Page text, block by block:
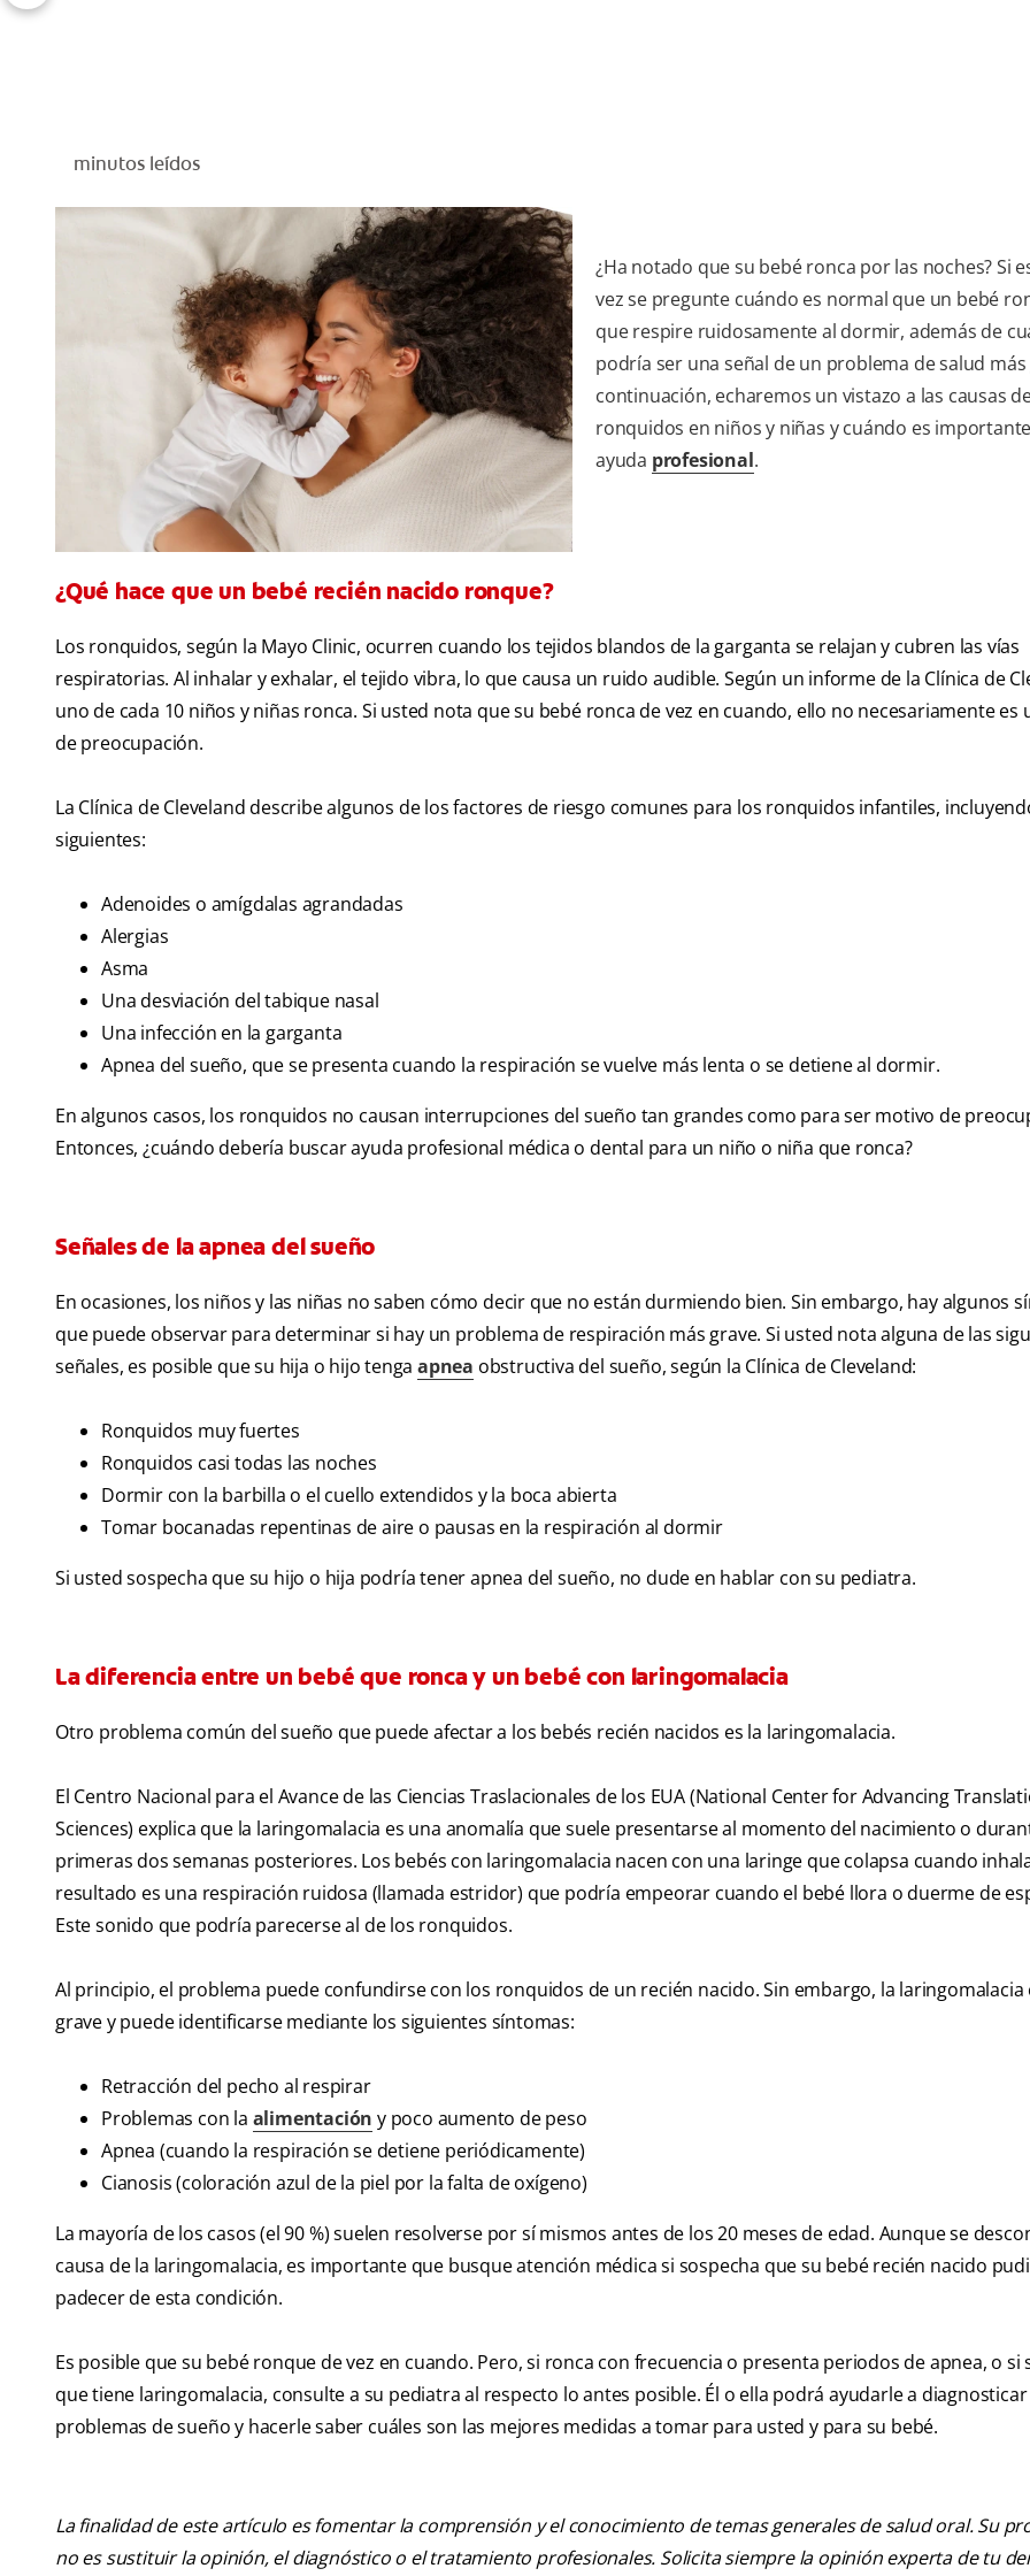
minutos leídos
¿Ha notado que su bebé ronca por las noches? Si
vez se pregunte cuándo es normal que un bebé
que respire ruidosamente al dormir, además de
podría ser una señal de un problema de salud más
continuación, echaremos un vistazo a las causas
ronquidos en niños y niñas y cuándo es
ayuda profesional.
¿Qué hace que un bebé recién nacido ronque?
Los ronquidos, según la Mayo Clinic, ocurren cuando los tejidos blandos de la garganta se relajan y cubren las vías
respiratorias. Al inhalar y exhalar, el tejido vibra, lo que causa un ruido audible. Según un informe de la Clínica de
uno de cada 10 niños y niñas ronca. Si usted nota que su bebé ronca de vez en cuando, ello no necesariamente es
de preocupación.
La Clínica de Cleveland describe algunos de los factores de riesgo comunes para los ronquidos infantiles,
siguientes:
Adenoides o amígdalas agrandadas
Alergias
Asma
Una desviación del tabique nasal
Una infección en la garganta
Apnea del sueño, que se presenta cuando la respiración se vuelve más lenta o se detiene al dormir.
En algunos casos, los ronquidos no causan interrupciones del sueño tan grandes como para ser motivo de
Entonces, ¿cuándo debería buscar ayuda profesional médica o dental para un niño o niña que ronca?
Señales de la apnea del sueño
En ocasiones, los niños y las niñas no saben cómo decir que no están durmiendo bien. Sin embargo, hay algunos
que puede observar para determinar si hay un problema de respiración más grave. Si usted nota alguna de las
señales, es posible que su hija o hijo tenga apnea obstructiva del sueño, según la Clínica de Cleveland:
Ronquidos muy fuertes
Ronquidos casi todas las noches
Dormir con la barbilla o el cuello extendidos y la boca abierta
Tomar bocanadas repentinas de aire o pausas en la respiración al dormir
Si usted sospecha que su hijo o hija podría tener apnea del sueño, no dude en hablar con su pediatra.
La diferencia entre un bebé que ronca y un bebé con laringomalacia
Otro problema común del sueño que puede afectar a los bebés recién nacidos es la laringomalacia.
El Centro Nacional para el Avance de las Ciencias Traslacionales de los EUA (National Center for Advancing
Sciences) explica que la laringomalacia es una anomalía que suele presentarse al momento del nacimiento o
primeras dos semanas posteriores. Los bebés con laringomalacia nacen con una laringe que colapsa cuando
resultado es una respiración ruidosa (llamada estridor) que podría empeorar cuando el bebé llora o duerme de
Este sonido que podría parecerse al de los ronquidos.
Al principio, el problema puede confundirse con los ronquidos de un recién nacido. Sin embargo, la laringomalacia
grave y puede identificarse mediante los siguientes síntomas:
Retracción del pecho al respirar
Problemas con la alimentación y poco aumento de peso
Apnea (cuando la respiración se detiene periódicamente)
Cianosis (coloración azul de la piel por la falta de oxígeno)
La mayoría de los casos (el 90 %) suelen resolverse por sí mismos antes de los 20 meses de edad. Aunque se
causa de la laringomalacia, es importante que busque atención médica si sospecha que su bebé recién nacido
padecer de esta condición.
Es posible que su bebé ronque de vez en cuando. Pero, si ronca con frecuencia o presenta periodos de apnea, o si
que tiene laringomalacia, consulte a su pediatra al respecto lo antes posible. Él o ella podrá ayudarle a diagnosticar
problemas de sueño y hacerle saber cuáles son las mejores medidas a tomar para usted y para su bebé.
La finalidad de este artículo es fomentar la comprensión y el conocimiento de temas generales de salud oral. Su
no es sustituir la opinión, el diagnóstico o el tratamiento profesionales. Solicita siempre la opinión experta de tu